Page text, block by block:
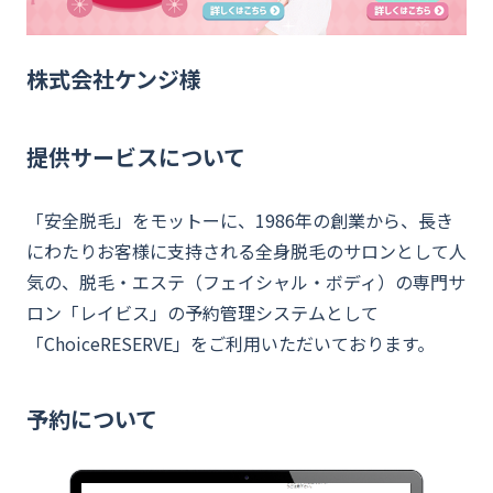
資料ダウンロード
株式会社ケンジ様
提供サービスについて
「安全脱毛」をモットーに、1986年の創業から、長き
にわたりお客様に支持される全身脱毛のサロンとして人
気の、脱毛・エステ（フェイシャル・ボディ）の専門サ
ロン「レイビス」の予約管理システムとして
「ChoiceRESERVE」をご利用いただいております。
予約について